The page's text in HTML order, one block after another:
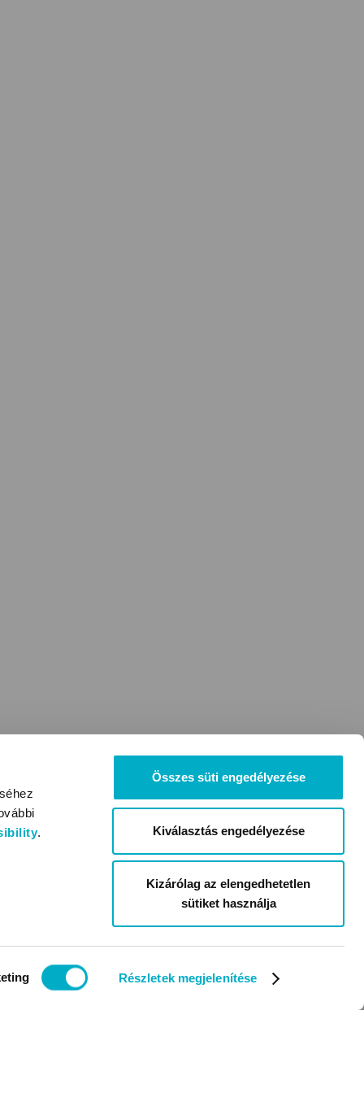
.
Részletek megjelenítése
Összes süti engedélyezése
Kiválasztás engedélyezése
Kizárólag az elengedhetetlen
sütiket használja